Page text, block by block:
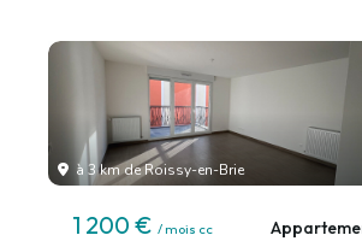
à 3 km de Roissy-en-Brie
1 200 € / mois cc